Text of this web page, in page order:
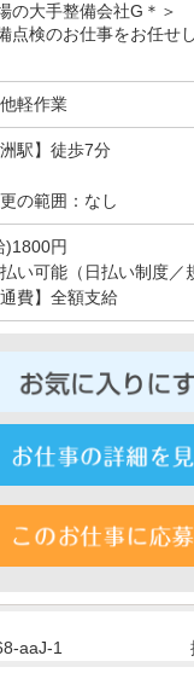
の大手整備会社G＊＞
点検のお仕事をお任せ
OFFの確認や
っているかの確認など
軽作業
洲駅】徒歩7分
の範囲：なし
)1800円
い可能（日払い制度／
通費】全額支給
aaJ-1